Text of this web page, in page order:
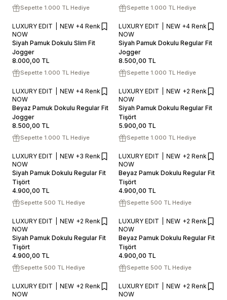
Sepette 1.000 TL Hediye Sepette 1.000 TL Hediye
50
SEPETE EKLE / +
LUXURY EDIT
NEW
NOW
+4 Renk
Siyah Pamuk Dokulu Slim Fit
Jogger
8.000,00 TL
Sepette 1.000 TL Hediye
50
SEPETE EKLE / +
LUXURY EDIT
NEW
NOW
+4 Renk
Siyah Pamuk Dokulu Regular Fit
Jogger
8.500,00 TL
Sepette 1.000 TL Hediye
50
SEPETE EKLE / +
LUXURY EDIT
NEW
NOW
+4 Renk
Beyaz Pamuk Dokulu Regular Fit
Jogger
8.500,00 TL
Sepette 1.000 TL Hediye
SEPETE EKLE / +
LUXURY EDIT
NEW
NOW
+2 Renk
Siyah Pamuk Dokulu Regular Fit
Tişört
5.900,00 TL
Sepette 1.000 TL Hediye
SEPETE EKLE / +
LUXURY EDIT
NEW
NOW
+3 Renk
Siyah Pamuk Dokulu Regular Fit
Tişört
4.900,00 TL
Sepette 500 TL Hediye
SEPETE EKLE / +
LUXURY EDIT
NEW
NOW
+2 Renk
Beyaz Pamuk Dokulu Regular Fit
Tişört
4.900,00 TL
Sepette 500 TL Hediye
SEPETE EKLE / +
LUXURY EDIT
NEW
NOW
+2 Renk
Siyah Pamuk Dokulu Regular Fit
Tişört
4.900,00 TL
Sepette 500 TL Hediye
SEPETE EKLE / +
LUXURY EDIT
NEW
NOW
+2 Renk
Beyaz Pamuk Dokulu Regular Fit
Tişört
4.900,00 TL
Sepette 500 TL Hediye
LUXURY EDIT
NEW
NOW
+2 Renk LUXURY EDIT
NEW
NOW
+2 Renk